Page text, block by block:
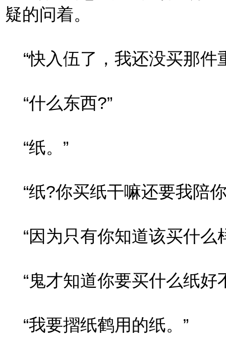
疑的问着。
“快入伍了，我还没买那件
“什么东西?”
“纸。”
“纸?你买纸干嘛还要我陪
“因为只有你知道该买什么
“鬼才知道你要买什么纸好
“我要摺纸鹤用的纸。”